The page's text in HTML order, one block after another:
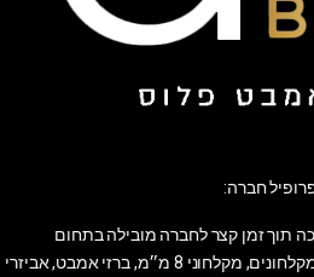
חברה:
תוך זמן קצר לחברה מובילה בתחום
8 מ״מ, ברזי אמבט, אביזרי